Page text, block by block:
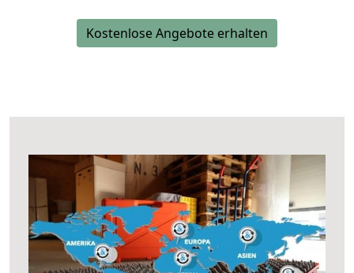
Kostenlose Angebote erhalten